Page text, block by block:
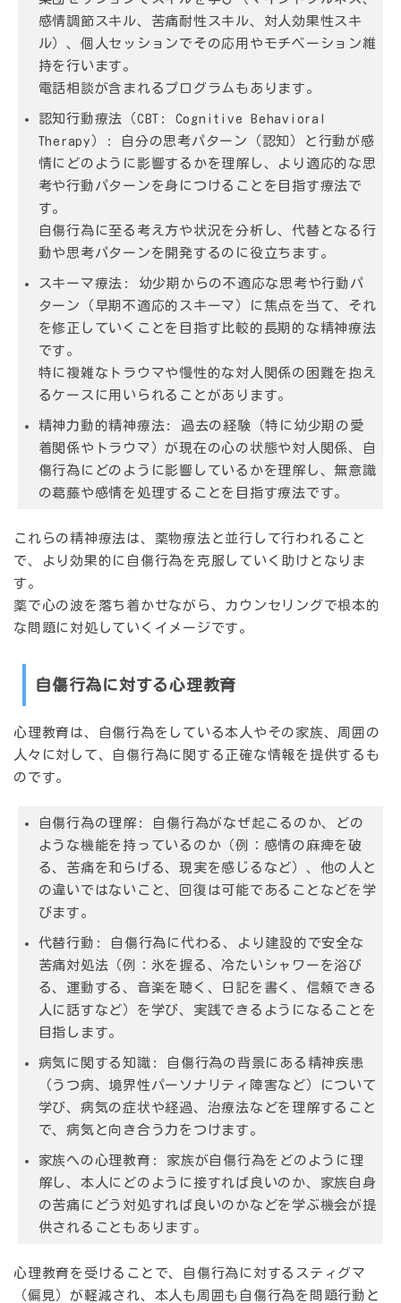
感情調節スキル、苦痛耐性スキル、対人効果性スキ
ル）、個人セッションでその応用やモチベーション維
持を行います。
電話相談が含まれるプログラムもあります。
認知行動療法（CBT: Cognitive Behavioral
Therapy）:
自分の思考パターン（認知）と行動が感
情にどのように影響するかを理解し、より適応的な思
考や行動パターンを身につけることを目指す療法で
す。
自傷行為に至る考え方や状況を分析し、代替となる行
動や思考パターンを開発するのに役立ちます。
スキーマ療法:
幼少期からの不適応な思考や行動パ
ターン（早期不適応的スキーマ）に焦点を当て、それ
を修正していくことを目指す比較的長期的な精神療法
です。
特に複雑なトラウマや慢性的な対人関係の困難を抱え
るケースに用いられることがあります。
精神力動的精神療法:
過去の経験（特に幼少期の愛
着関係やトラウマ）が現在の心の状態や対人関係、自
傷行為にどのように影響しているかを理解し、無意識
の葛藤や感情を処理することを目指す療法です。
これらの精神療法は、薬物療法と並行して行われること
で、より効果的に自傷行為を克服していく助けとなりま
す。
薬で心の波を落ち着かせながら、カウンセリングで根本的
な問題に対処していくイメージです。
自傷行為に対する心理教育
心理教育は、自傷行為をしている本人やその家族、周囲の
人々に対して、自傷行為に関する正確な情報を提供するも
のです。
自傷行為の理解:
自傷行為がなぜ起こるのか、どの
ような機能を持っているのか（例：感情の麻痺を破
る、苦痛を和らげる、現実を感じるなど）、他の人と
の違いではないこと、回復は可能であることなどを学
びます。
代替行動:
自傷行為に代わる、より建設的で安全な
苦痛対処法（例：氷を握る、冷たいシャワーを浴び
る、運動する、音楽を聴く、日記を書く、信頼できる
人に話すなど）を学び、実践できるようになることを
目指します。
病気に関する知識:
自傷行為の背景にある精神疾患
（うつ病、境界性パーソナリティ障害など）について
学び、病気の症状や経過、治療法などを理解すること
で、病気と向き合う力をつけます。
家族への心理教育:
家族が自傷行為をどのように理
解し、本人にどのように接すれば良いのか、家族自身
の苦痛にどう対処すれば良いのかなどを学ぶ機会が提
供されることもあります。
心理教育を受けることで、自傷行為に対するスティグマ
（偏見）が軽減され、本人も周囲も自傷行為を問題行動と